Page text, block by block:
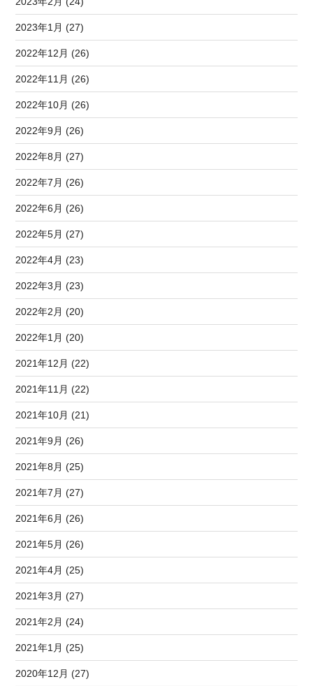
2023年1月 (27)
2022年12月 (26)
2022年11月 (26)
2022年10月 (26)
2022年9月 (26)
2022年8月 (27)
2022年7月 (26)
2022年6月 (26)
2022年5月 (27)
2022年4月 (23)
2022年3月 (23)
2022年2月 (20)
2022年1月 (20)
2021年12月 (22)
2021年11月 (22)
2021年10月 (21)
2021年9月 (26)
2021年8月 (25)
2021年7月 (27)
2021年6月 (26)
2021年5月 (26)
2021年4月 (25)
2021年3月 (27)
2021年2月 (24)
2021年1月 (25)
2020年12月 (27)